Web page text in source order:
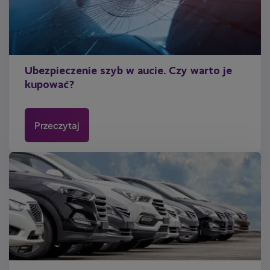
Ubezpieczenie szyb w aucie. Czy warto je
kupować?
Przeczytaj